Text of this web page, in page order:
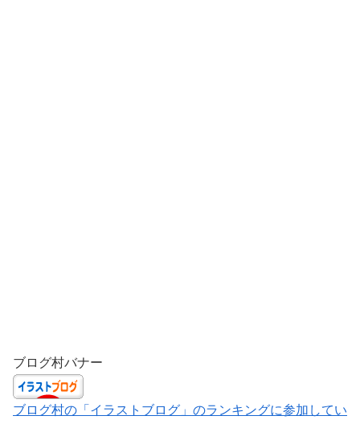
ブログ村バナー
ブログ村の「イラストブログ」のランキングに参加してい